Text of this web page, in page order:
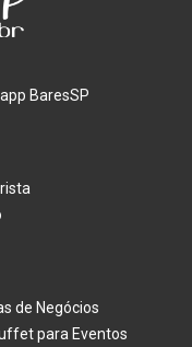
BaresSP
de Negócios
para Eventos